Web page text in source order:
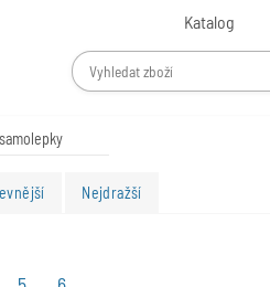
Katalog
Nejdražší